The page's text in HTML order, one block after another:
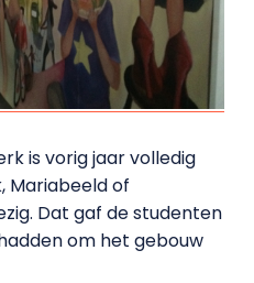
is vorig jaar volledig
Mariabeeld of
Dat gaf de studenten
om het gebouw